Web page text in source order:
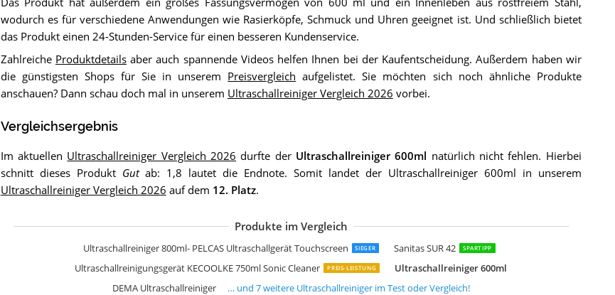
wodurch es für verschiedene Anwendungen wie Rasierköpfe, Schmuck und Uhren geeignet ist. Und schließlich bietet
das Produkt einen 24-Stunden-Service für einen besseren Kundenservice.
Zahlreiche Produktdetailsaber auch spannende Videos helfen Ihnen bei der Kaufentscheidung. Außerdem haben wir
die günstigsten Shops für Sie in unserem Preisvergleich aufgelistet. Sie möchten sich noch ähnliche Produkte
anschauen? Dann schau doch mal in unserem Ultraschallreiniger Vergleich 2026 vorbei.
Vergleichsergebnis
Im aktuellen Ultraschallreiniger Vergleich 2026 durfte der Ultraschallreiniger 600ml natürlich nicht fehlen. Hierbei
schnitt dieses Produkt Gutab: 1,8 lautet die Endnote. Somit landet der Ultraschallreiniger 600ml in unserem
Ultraschallreiniger Vergleich 2026 auf dem 12. Platz.
Produkte im Vergleich
Ultraschallreiniger 800ml- PELCAS Ultraschallgerät Touchscreen SIEGER Sanitas SUR 42 SPARTIPP
Ultraschallreinigungsgerät KECOOLKE 750ml Sonic Cleaner PREIS-LEISTUNG
Ultraschallreiniger 600ml
DEMA Ultraschallreiniger
LifeBasis Ultraschallreinigungsgerät 870ml Professionell
DK SONIC 3LUltraschallreiniger mit Semiwave und Fullwave Modi für
2022 neuer VLOXO Ultraschallreiniger 700ml Ultraschallgerät
LifeBasis USC-105
LifeBasis Ultraschallreiniger 600ml t
GRUNDIG UC 6620 Ultraschallreiniger Weiß
Ultraschall-Schmuckreiniger
… und 7weitere Ultraschallreinigerim Test oder Vergleich!